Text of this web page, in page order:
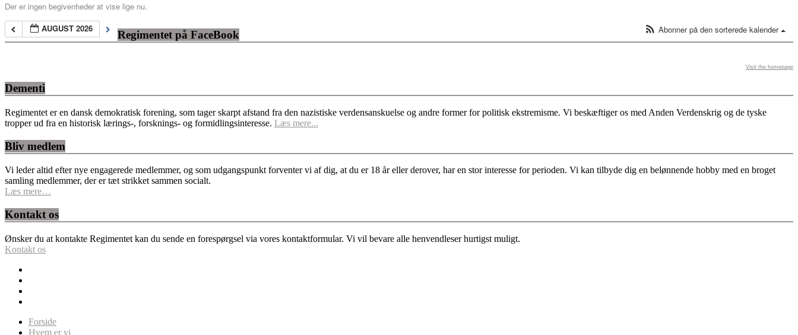
Der er ingen begivenheder at vise lige nu.
AUGUST 2026
Abonner på den sorterede kalender
Regimentet på FaceBook
Visit the homepage
Dementi
Regimentet er en dansk demokratisk forening, som tager skarpt afstand fra den nazistiske verdensanskuelse og andre former for politisk ekstremisme. Vi beskæftiger os med Anden Verdenskrig og de tyske
tropper ud fra en historisk lærings-, forsknings- og formidlingsinteresse. Læs mere...
Bliv medlem
Vi leder altid efter nye engagerede medlemmer, og som udgangspunkt forventer vi af dig, at du er 18 år eller derover, har en stor interesse for perioden. Vi kan tilbyde dig en belønnende hobby med en broget
samling medlemmer, der er tæt strikket sammen socialt.
Læs mere…
Kontakt os
Ønsker du at kontakte Regimentet kan du sende en forespørgsel via vores kontaktformular. Vi vil bevare alle henvendleser hurtigst muligt.
Kontakt os
Forside
Hvem er vi